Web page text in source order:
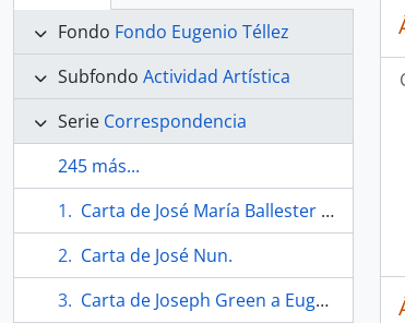
Fondo Fondo Eugenio Téllez
Subfondo Actividad Artística
Serie Correspondencia
245 más...
Carta de José María Ballester a Téllez.
Carta de José Nun.
Carta de Joseph Green a Eugenio Téllez